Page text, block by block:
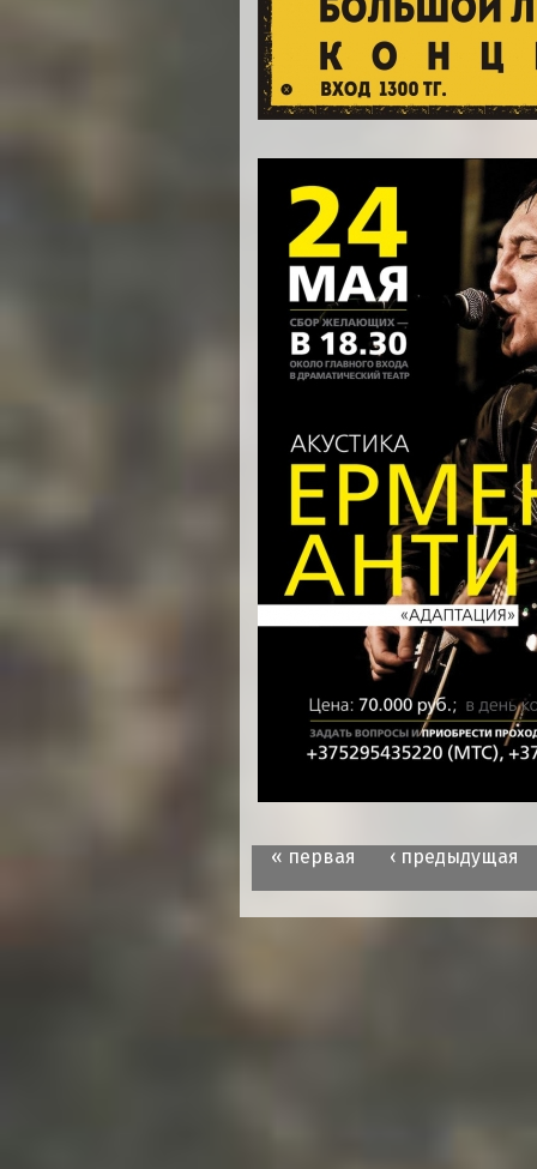
« первая ‹ предыдущая